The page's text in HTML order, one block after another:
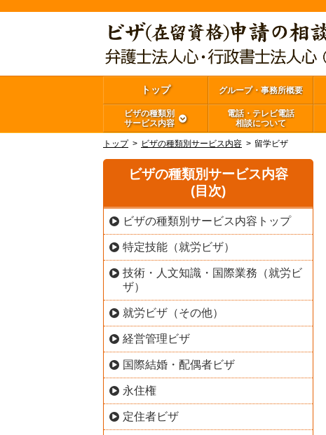
トップ グループ・事務所概要
ビザの種類別
サービス内容
電話・テレビ電話
相談について
トップ ビザの種類別サービス内容 留学ビザ
ビザの種類別サービス内容
(目次)
ビザの種類別サービス内容トップ
特定技能（就労ビザ）
技術・人文知識・国際業務（就労ビ
ザ）
就労ビザ（その他）
経営管理ビザ
国際結婚・配偶者ビザ
永住権
定住者ビザ